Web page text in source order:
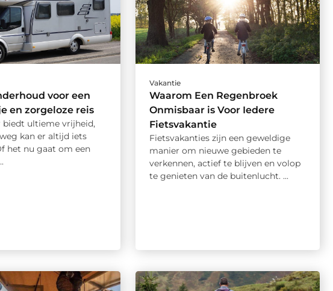
voor een
en zorgeloze reis
biedt ultieme vrijheid,
kan er altijd iets
het nu gaat om een
Vakantie
Waarom Een Regenbroek
Onmisbaar is Voor Iedere
Fietsvakantie
Fietsvakanties zijn een geweldige
manier om nieuwe gebieden te
verkennen, actief te blijven en volop
te genieten van de buitenlucht. ...